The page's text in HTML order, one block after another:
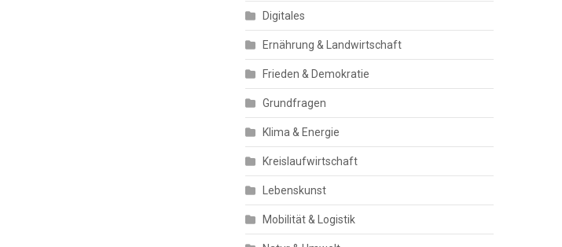
Digitales
Ernährung & Landwirtschaft
Frieden & Demokratie
Grundfragen
Klima & Energie
Kreislaufwirtschaft
Lebenskunst
Mobilität & Logistik